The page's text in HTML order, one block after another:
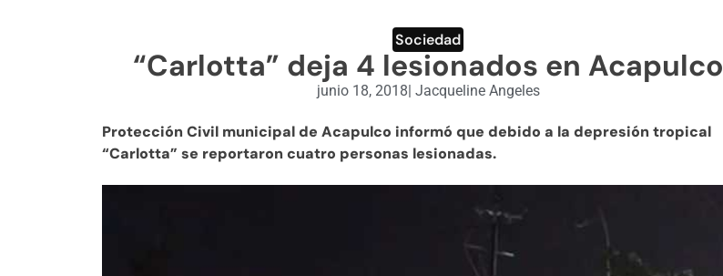
Sociedad
“Carlotta” deja 4 lesionados en Acapulco
junio 18, 2018 Jacqueline Angeles
Protección Civil municipal de Acapulco informó que debido a la depresión tropical
“Carlotta” se reportaron cuatro personas lesionadas.